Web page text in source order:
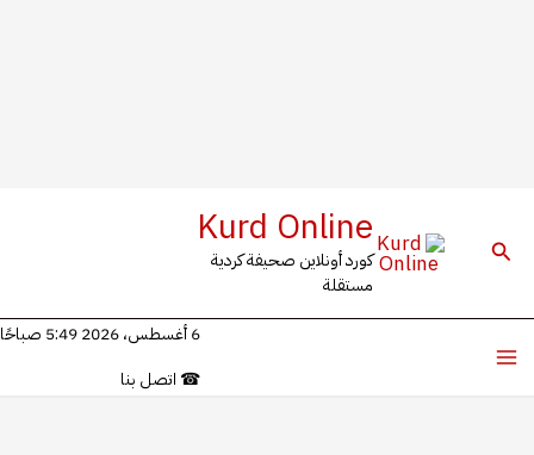
البحث Kurd Online
كورد أونلاين صحيفة كردية
مستقلة
6 أغسطس، 2026 5:49 صباحًا
☎ اتصل بنا